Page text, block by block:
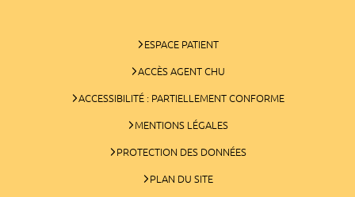
ESPACE PATIENT
ACCÈS AGENT CHU
ACCESSIBILITÉ : PARTIELLEMENT CONFORME
MENTIONS LÉGALES
PROTECTION DES DONNÉES
PLAN DU SITE